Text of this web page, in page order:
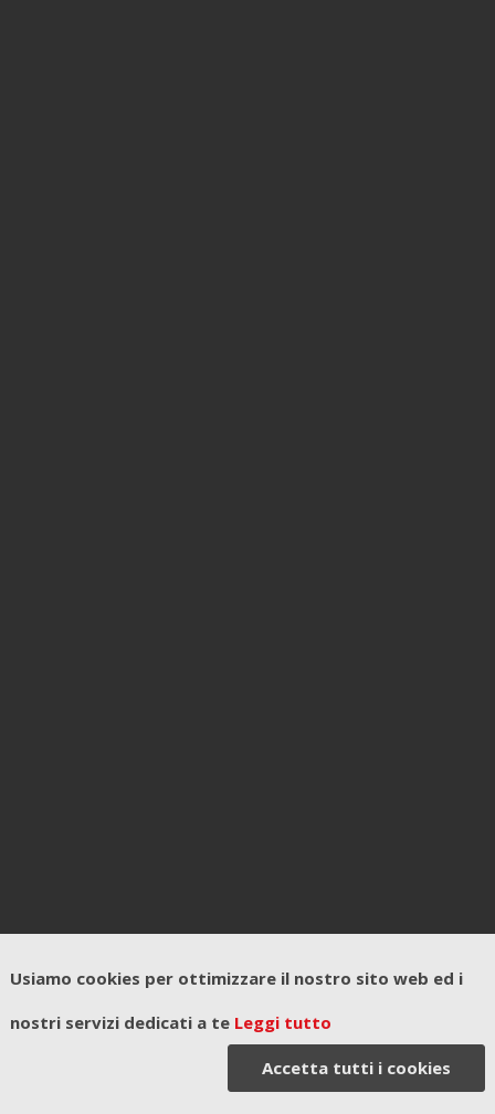
Usiamo cookies per ottimizzare il nostro sito web ed i
nostri servizi dedicati a te Leggi tutto
Accetta tutti i cookies